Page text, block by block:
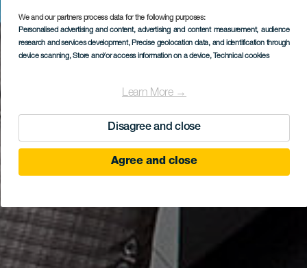
We and our partners process data for the following purposes:
Personalised advertising and content, advertising and content measurement, audience
research and services development, Precise geolocation data, and identification through
device scanning, Store and/or access information on a device, Technical cookies
Learn More →
Disagree and close
Agree and close